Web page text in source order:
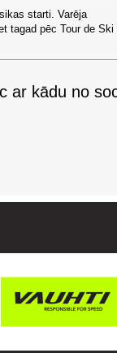
starti. Varēja
tagad pēc Tour de Ski
ar kādu no